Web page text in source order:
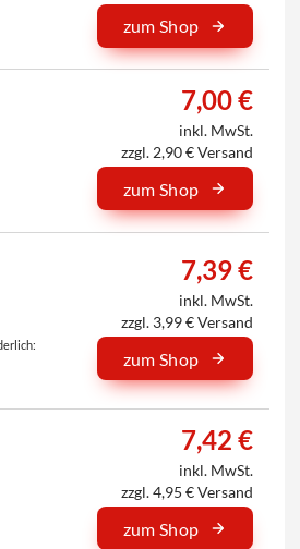
zum Shop
7,00 €
inkl. MwSt.
zzgl. 2,90 € Versand
zum Shop
7,39 €
inkl. MwSt.
zzgl. 3,99 € Versand
zum Shop
7,42 €
inkl. MwSt.
zzgl. 4,95 € Versand
zum Shop